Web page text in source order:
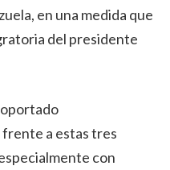
en una medida que
del presidente
a estas tres
con